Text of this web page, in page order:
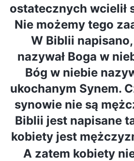
ostatecznych wcielił
Nie możemy tego
W Biblii
nazywał Boga w
Bóg w niebie
ukochanym Synem.
synowie nie są
Biblii jest napisane
kobiety jest
A zatem kobiety